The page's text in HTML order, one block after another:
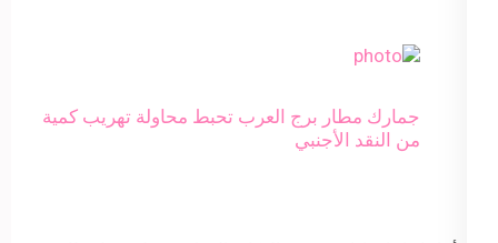
جمارك مطار برج العرب تحبط محاولة تهريب كمية
من النقد الأجنبي